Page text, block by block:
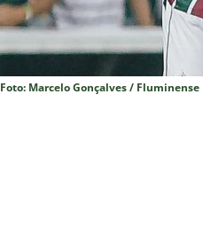
Estatísticas
[ 6 de agosto de
demissão de
Foto: Marcelo Gonçalves / Fluminense